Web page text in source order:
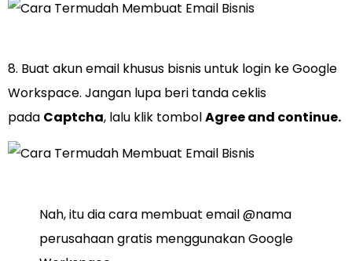
8. Buat akun email khusus bisnis untuk login ke Google
Workspace. Jangan lupa beri tanda ceklis
pada Captcha, lalu klik tombolAgree and continue.
Nah, itu dia cara membuat email @nama
perusahaan gratis menggunakan Google